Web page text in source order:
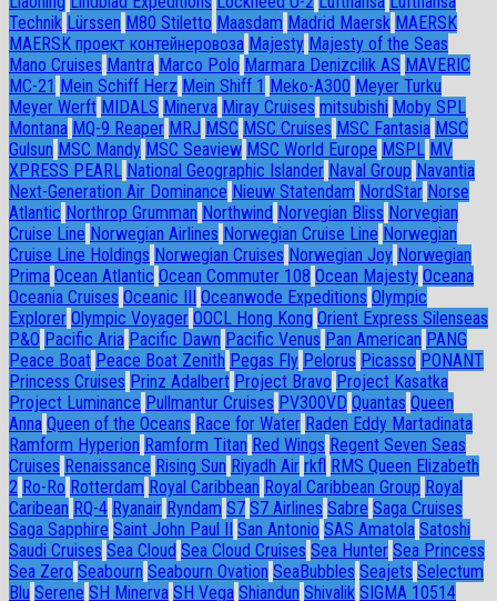
Technik Lürssen M80 Stiletto Maasdam Madrid Maersk MAERSK
MAERSK проект контейнеровоза Majesty Majesty of the Seas
Mano Cruises Mantra Marco Polo Marmara Denizcilik AS MAVERIC
MC-21 Mein Schiff Herz Mein Shiff 1 Meko-A300 Meyer Turku
Meyer Werft MIDALS Minerva Miray Cruises mitsubishi Moby SPL
Montana MQ-9 Reaper MRJ MSC MSC Cruises MSC Fantasia MSC
Gulsun MSC Mandy MSC Seaview MSC World Europe MSPL MV
XPRESS PEARL National Geographic Islander Naval Group Navantia
Next-Generation Air Dominance Nieuw Statendam NordStar Norse
Atlantic Northrop Grumman Northwind Norvegian Bliss Norvegian
Cruise Line Norwegian Airlines Norwegian Cruise Line Norwegian
Cruise Line Holdings Norwegian Cruises Norwegian Joy Norwegian
Prima Ocean Atlantic Ocean Commuter 108 Ocean Majesty Oceana
Oceania Cruises Oceanic III Oceanwode Expeditions Olympic
Explorer Olympic Voyager OOCL Hong Kong Orient Express Silenseas
P&O Pacific Aria Pacific Dawn Pacific Venus Pan American PANG
Peace Boat Peace Boat Zenith Pegas Fly Pelorus Picasso PONANT
Princess Cruises Prinz Adalbert Project Bravo Project Kasatka
Project Luminance Pullmantur Cruises PV300VD Quantas Queen
Anna Queen of the Oceans Race for Water Raden Eddy Martadinata
Ramform Hyperion Ramform Titan Red Wings Regent Seven Seas
Cruises Renaissance Rising Sun Riyadh Air rkfl RMS Queen Elizabeth
2 Ro-Ro Rotterdam Royal Caribbean Royal Caribbean Group Royal
Caribean RQ-4 Ryanair Ryndam S7 S7 Airlines Sabre Saga Cruises
Saga Sapphire Saint John Paul II San Antonio SAS Amatola Satoshi
Saudi Cruises Sea Cloud Sea Cloud Cruises Sea Hunter Sea Princess
Sea Zero Seabourn Seabourn Ovation SeaBubbles Seajets Selectum
Blu Serene SH Minerva SH Vega Shiandun Shivalik SIGMA 10514